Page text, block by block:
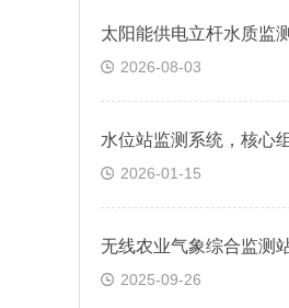
2026-08-03
2026-01-15
2025-09-26